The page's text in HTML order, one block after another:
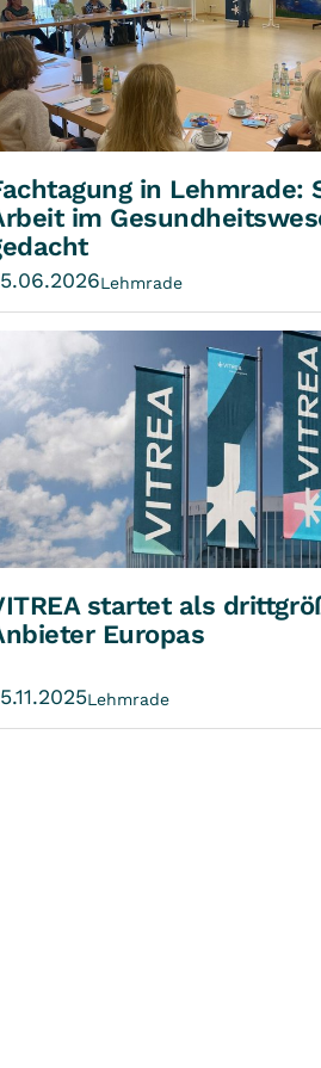
in Lehmrade:
im
Lehmrade
startet als
Europas
Lehmrade